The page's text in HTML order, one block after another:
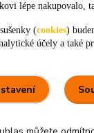
lépe nakupovalo,
(cookies)
účely a také
a ochota.